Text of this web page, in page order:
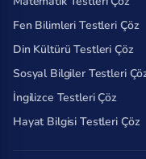
Fen Bilimleri Testleri Çöz
Din Kültürü Testleri Çöz
Sosyal Bilgiler Testleri
İngilizce Testleri Çöz
Hayat Bilgisi Testleri Çöz